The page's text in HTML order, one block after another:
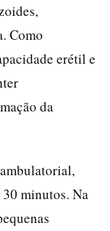
Como
erétil e
da
minutos. Na